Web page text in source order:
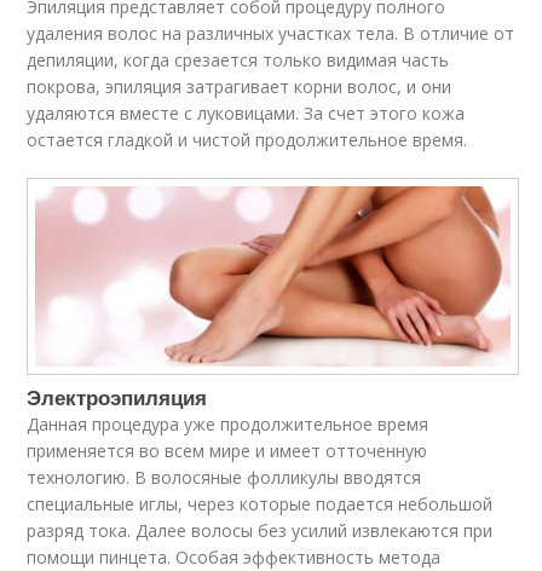
Эпиляция представляет собой процедуру полного
удаления волос на различных участках тела. В отличие от
депиляции, когда срезается только видимая часть
покрова, эпиляция затрагивает корни волос, и они
удаляются вместе с луковицами. За счет этого кожа
остается гладкой и чистой продолжительное время.
Электроэпиляция
Данная процедура уже продолжительное время
применяется во всем мире и имеет отточенную
технологию. В волосяные фолликулы вводятся
специальные иглы, через которые подается небольшой
разряд тока. Далее волосы без усилий извлекаются при
помощи пинцета. Особая эффективность метода